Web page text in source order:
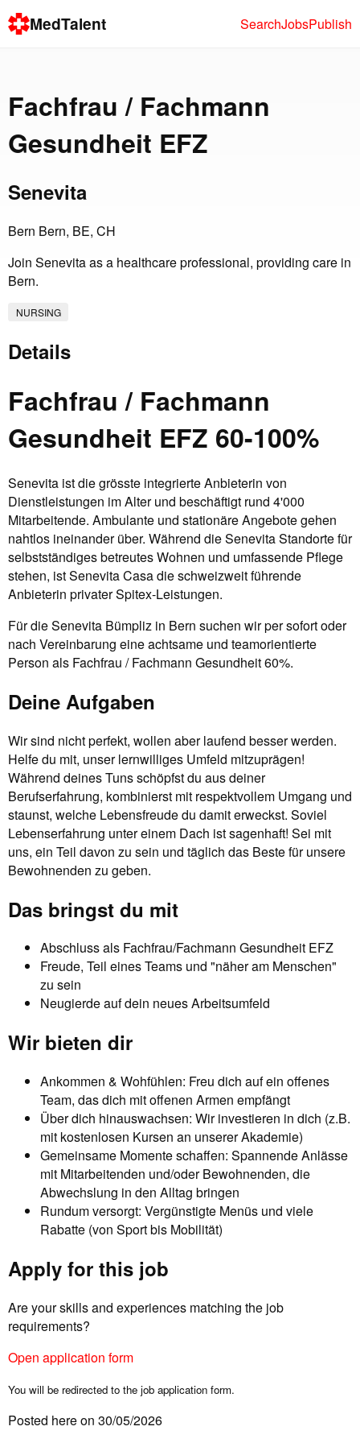
MedTalent SearchJobsPublish
Fachfrau / Fachmann
Gesundheit EFZ
Senevita
Bern Bern, BE, CH
Join Senevita as a healthcare professional, providing care in
Bern.
NURSING
Details
Fachfrau / Fachmann
Gesundheit EFZ 60-100%
Senevita ist die grösste integrierte Anbieterin von
Dienstleistungen im Alter und beschäftigt rund 4'000
Mitarbeitende. Ambulante und stationäre Angebote gehen
nahtlos ineinander über. Während die Senevita Standorte für
selbstständiges betreutes Wohnen und umfassende Pflege
stehen, ist Senevita Casa die schweizweit führende
Anbieterin privater Spitex-Leistungen.
Für die Senevita Bümpliz in Bern suchen wir per sofort oder
nach Vereinbarung eine achtsame und teamorientierte
Person als Fachfrau / Fachmann Gesundheit 60%.
Deine Aufgaben
Wir sind nicht perfekt, wollen aber laufend besser werden.
Helfe du mit, unser lernwilliges Umfeld mitzuprägen!
Während deines Tuns schöpfst du aus deiner
Berufserfahrung, kombinierst mit respektvollem Umgang und
staunst, welche Lebensfreude du damit erweckst. Soviel
Lebenserfahrung unter einem Dach ist sagenhaft! Sei mit
uns, ein Teil davon zu sein und täglich das Beste für unsere
Bewohnenden zu geben.
Das bringst du mit
Abschluss als Fachfrau/Fachmann Gesundheit EFZ
Freude, Teil eines Teams und "näher am Menschen"
zu sein
Neugierde auf dein neues Arbeitsumfeld
Wir bieten dir
Ankommen & Wohfühlen: Freu dich auf ein offenes
Team, das dich mit offenen Armen empfängt
Über dich hinauswachsen: Wir investieren in dich (z.B.
mit kostenlosen Kursen an unserer Akademie)
Gemeinsame Momente schaffen: Spannende Anlässe
mit Mitarbeitenden und/oder Bewohnenden, die
Abwechslung in den Alltag bringen
Rundum versorgt: Vergünstigte Menüs und viele
Rabatte (von Sport bis Mobilität)
Apply for this job
Are your skills and experiences matching the job
requirements?
Open application form
You will be redirected to the job application form.
Posted here on 30/05/2026